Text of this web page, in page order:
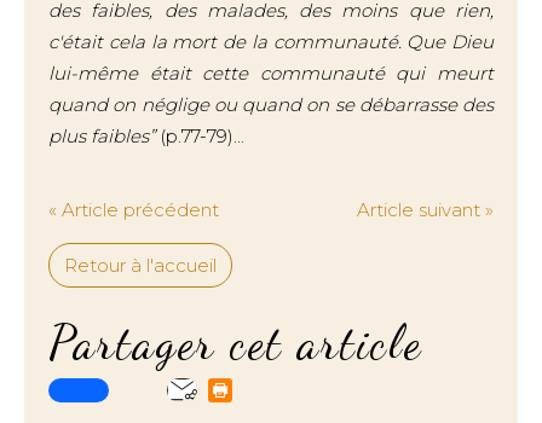
des faibles, des malades, des moins que rien,
c'était cela la mort de la communauté. Que Dieu
lui-même était cette communauté qui meurt
quand on néglige ou quand on se débarrasse des
plus faibles” (p.77-79)...
« Article précédent Article suivant »
Retour à l'accueil
Partager cet article